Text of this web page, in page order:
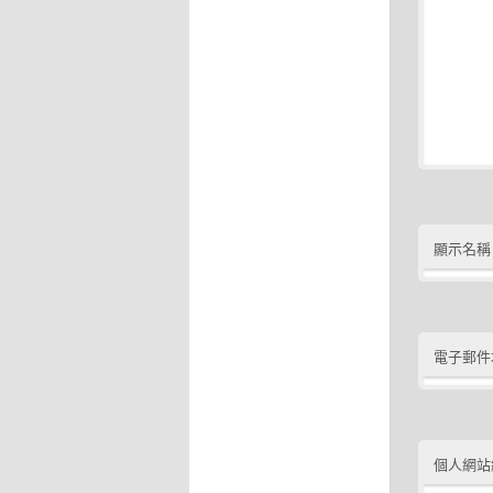
顯示名稱
電子郵
個人網